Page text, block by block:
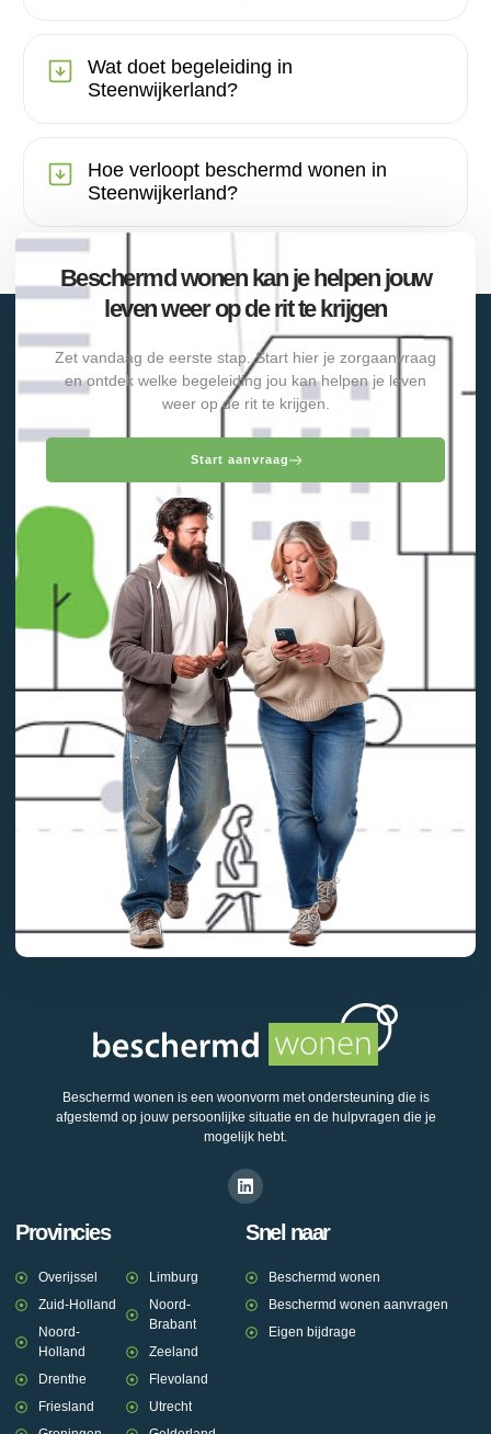
Wat doet begeleiding in
Steenwijkerland?
Hoe verloopt beschermd wonen in
Steenwijkerland?
Beschermd wonen kan je helpen jouw
leven weer op de rit te krijgen
Zet vandaag de eerste stap. Start hier je zorgaanvraag
en ontdek welke begeleiding jou kan helpen je leven
weer op de rit te krijgen.
Start aanvraag
Beschermd wonen is een woonvorm met ondersteuning die is
afgestemd op jouw persoonlijke situatie en de hulpvragen die je
mogelijk hebt.
Provincies
Overijssel
Zuid-Holland
Noord-
Holland
Drenthe
Friesland
Limburg
Noord-
Brabant
Zeeland
Flevoland
Utrecht
Snel naar
Beschermd wonen
Beschermd wonen aanvragen
Eigen bijdrage